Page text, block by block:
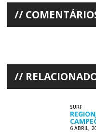
SURF
6 ABRIL,